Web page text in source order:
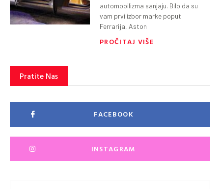
automobilizma sanjaju. Bilo da su
vam prvi izbor marke poput
Ferrarija, Aston
PROČITAJ VIŠE
Pratite Nas
FACEBOOK
INSTAGRAM